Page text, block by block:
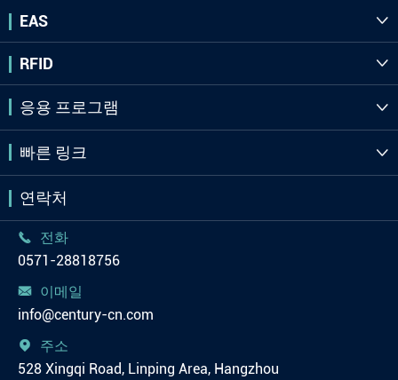
EAS 
RFID 
응용 프로그램 
빠른 링크 
연락처

전화
0571-28818756

이메일
info@century-cn.com

주소
528 Xingqi Road, Linping Area, Hangzhou